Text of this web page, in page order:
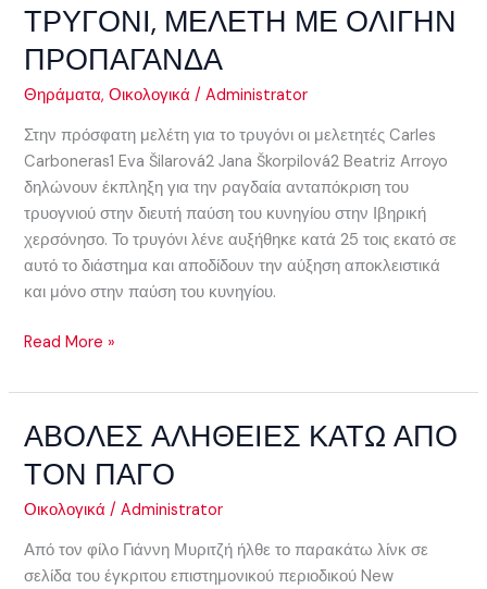
ΤΡΥΓΟΝΙ, ΜΕΛΕΤΗ ΜΕ ΟΛΙΓΗΝ
ΠΡΟΠΑΓΑΝΔΑ
Θηράματα,Οικολογικά /Administrator
Στην πρόσφατη μελέτη για το τρυγόνι οι μελετητές Carles
Carboneras1 Eva Šilarová2 Jana Škorpilová2 Beatriz Arroyo
δηλώνουν έκπληξη για την ραγδαία ανταπόκριση του
τρυογνιού στην διευτή παύση του κυνηγίου στην Ιβηρική
χερσόνησο. Το τρυγόνι λένε αυξήθηκε κατά 25 τοις εκατό σε
αυτό το διάστημα και αποδίδουν την αύξηση αποκλειστικά
και μόνο στην παύση του κυνηγίου.
ΤΡΥΓΟΝΙ,
ΜΕ
ΟΛΙΓΗΝ
Read More »
ΑΒΟΛΕΣ ΑΛΗΘΕΙΕΣ ΚΑΤΩ ΑΠΟ
ΤΟΝ ΠΑΓΟ
Οικολογικά /Administrator
Από τον φίλο Γιάννη Μυριτζή ήλθε το παρακάτω λίνκ σε
σελίδα του έγκριτου επιστημονικού περιοδικού New
ΑΒΟΛΕΣ
ΚΑΤΩ
ΑΠΟ
ΠΑΓΟ